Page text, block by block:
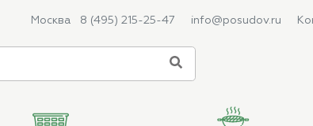
Москва 8 (495) 215-25-47 info@posudov.ru